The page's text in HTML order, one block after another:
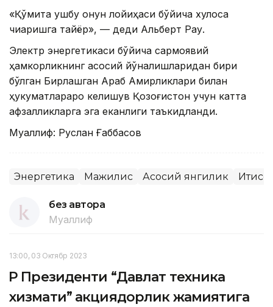
«Қўмита ушбу қонун лойиҳаси бўйича хулоса
чиқаришга тайёр», — деди Aльберт Рау.
Электр энергетикаси бўйича сармоявий
ҳамкорликнинг асосий йўналишларидан бири
бўлган Бирлашган Aраб Aмирликлари билан
ҳукуматлараро келишув Қозоғистон учун катта
афзалликларга эга еканлиги таъкидланди.
Муаллиф: Руслан Ғаббасов
Энергетика Мажилис Асосий янгилик
без автора
Муаллиф
13:00, 03 Октябр 2023
ҚР Президенти “Давлат техника
хизмати” акциядорлик жамиятига